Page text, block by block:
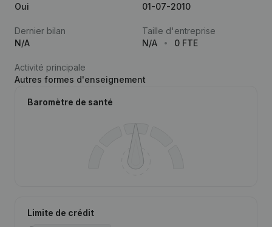
Oui
01-07-2010
Dernier bilan
N/A
Taille d'entreprise
N/A
0 FTE
Activité principale
Autres formes d'enseignement
Baromètre de santé
Limite de crédit